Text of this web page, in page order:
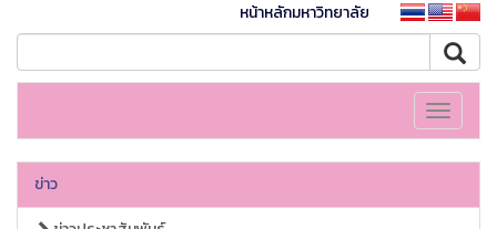
หน้าหลักมหาวิทยาลัย
Toggle
ข่าว